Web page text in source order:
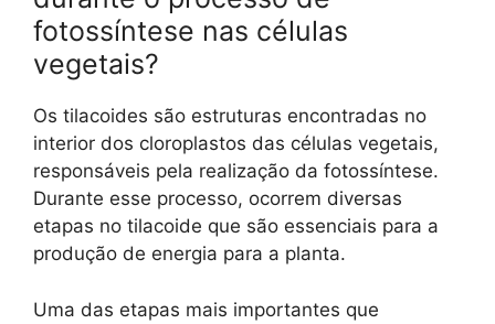
fotossíntese nas células
vegetais?
Os tilacoides são estruturas encontradas no
interior dos cloroplastos das células vegetais,
responsáveis pela realização da fotossíntese.
Durante esse processo, ocorrem diversas
etapas no tilacoide que são essenciais para a
produção de energia para a planta.
Uma das etapas mais importantes que